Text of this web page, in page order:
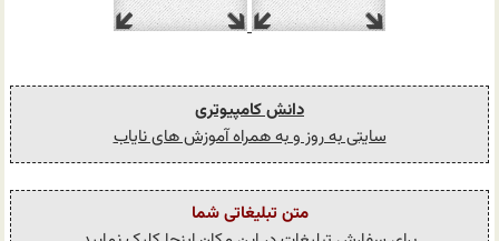
دانش کامپیوتری
سایتی به روز و به همراه آموزش های نایاب
متن تبلیغاتی شما